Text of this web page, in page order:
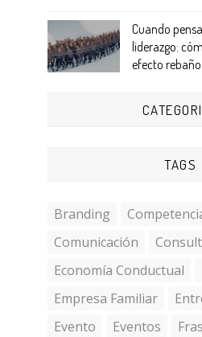
Cuando
liderazgo:
efecto rebaño
TAGS
Branding
Comunicación
Economía Conductual
Empresa Familiar
Evento
Eventos